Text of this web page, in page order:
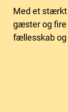
Med et stærkt
gæster og fire
fællesskab og